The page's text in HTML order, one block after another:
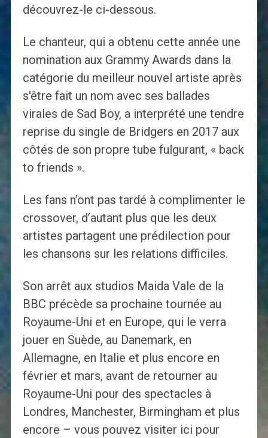
découvrez-le ci-dessous.
Le chanteur, qui a obtenu cette année une
nomination aux Grammy Awards dans la
catégorie du meilleur nouvel artiste après
s'être fait un nom avec ses ballades
virales de Sad Boy, a interprété une tendre
reprise du single de Bridgers en 2017 aux
côtés de son propre tube fulgurant, « back
to friends ».
Les fans n’ont pas tardé à complimenter le
crossover, d’autant plus que les deux
artistes partagent une prédilection pour
les chansons sur les relations difficiles.
Son arrêt aux studios Maida Vale de la
BBC précède sa prochaine tournée au
Royaume-Uni et en Europe, qui le verra
jouer en Suède, au Danemark, en
Allemagne, en Italie et plus encore en
février et mars, avant de retourner au
Royaume-Uni pour des spectacles à
Londres, Manchester, Birmingham et plus
encore – vous pouvez visiter ici pour